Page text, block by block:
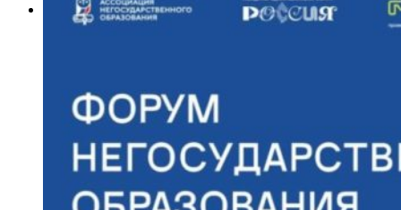
Международная выставка-форум «Россия»